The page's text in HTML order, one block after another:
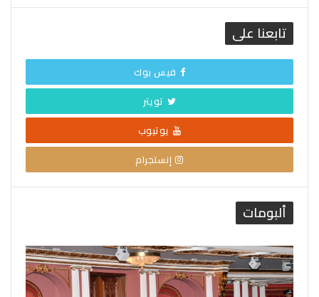
تابعنا على
فيس بوك
تويتر
يوتيوب
إنستجرام
ألبومات